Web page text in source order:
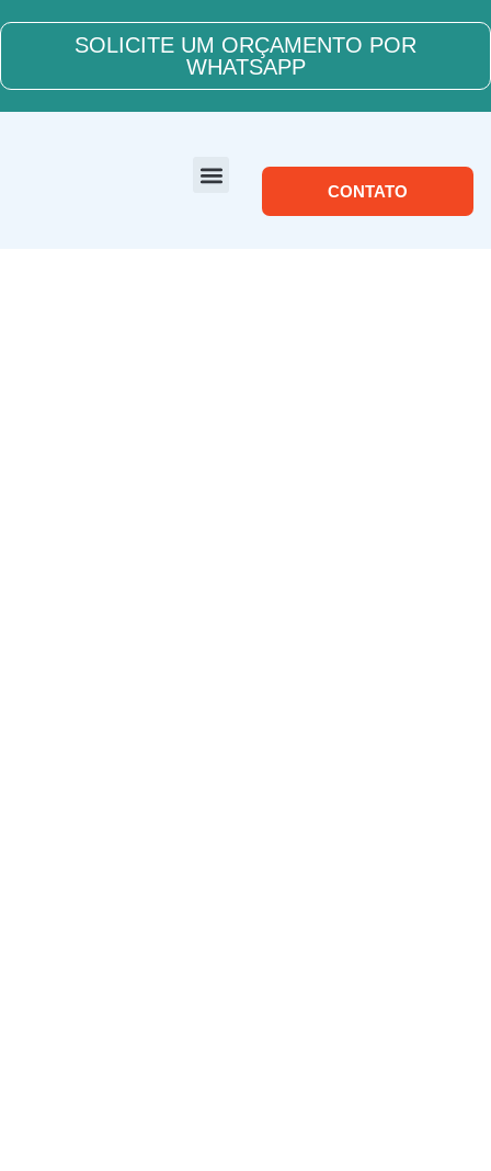
SOLICITE UM ORÇAMENTO POR
WHATSAPP
CONTATO